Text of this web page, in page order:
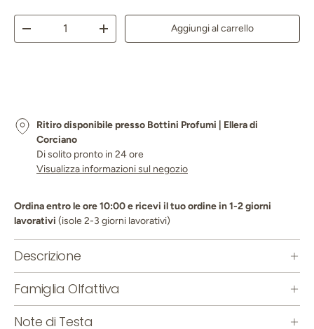
Diminuire la quantitàAumenta la quantità
Aggiungi al carrello
Ritiro disponibile presso Bottini Profumi | Ellera di
Corciano
Di solito pronto in 24 ore
Visualizza informazioni sul negozio
Ordina entro le ore 10:00 e ricevi il tuo ordine in 1-2 giorni
lavorativi (isole 2-3 giorni lavorativi)
Descrizione
Famiglia Olfattiva
Note di Testa